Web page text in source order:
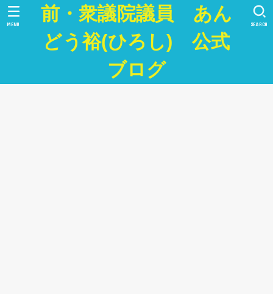
前・衆議院議員 あん
どう裕(ひろし) 公式
ブログ
SEARCH
MENU